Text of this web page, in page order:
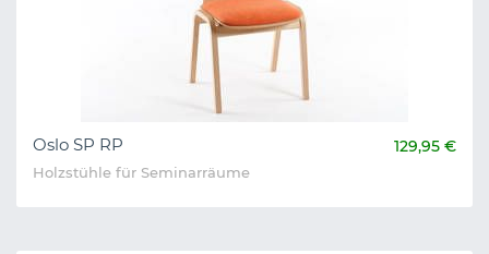
Oslo SP RP 129,95 €
Holzstühle für Seminarräume